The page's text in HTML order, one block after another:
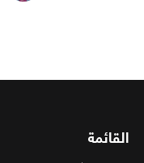
القائمة